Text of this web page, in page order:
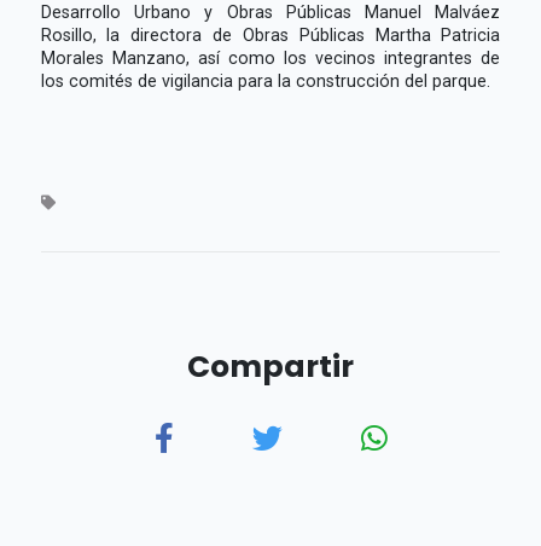
Desarrollo Urbano y Obras Públicas Manuel Malváez
Rosillo, la directora de Obras Públicas Martha Patricia
Morales Manzano, así como los vecinos integrantes de
los comités de vigilancia para la construcción del parque.
Compartir